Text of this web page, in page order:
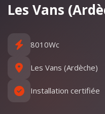
Les Vans
8010Wc
Les Vans (Ardèche)
Installation certifiée